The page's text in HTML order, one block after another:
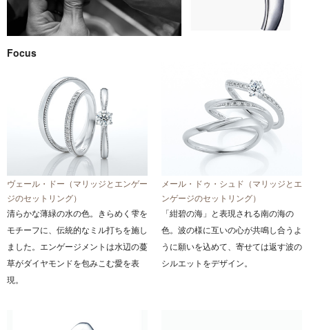
Focus
ヴェール・ドー（マリッジとエンゲー
ジのセットリング）
清らかな薄緑の水の色。きらめく雫を
モチーフに、伝統的なミル打ちを施し
ました。エンゲージメントは水辺の蔓
草がダイヤモンドを包みこむ愛を表
現。
メール・ドゥ・シュド（マリッジとエ
ンゲージのセットリング）
「紺碧の海」と表現される南の海の
色。波の様に互いの心が共鳴し合うよ
うに願いを込めて、寄せては返す波の
シルエットをデザイン。